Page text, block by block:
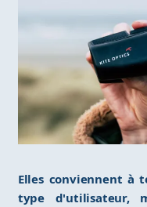
Elles conviennent
type d'utilisateur,